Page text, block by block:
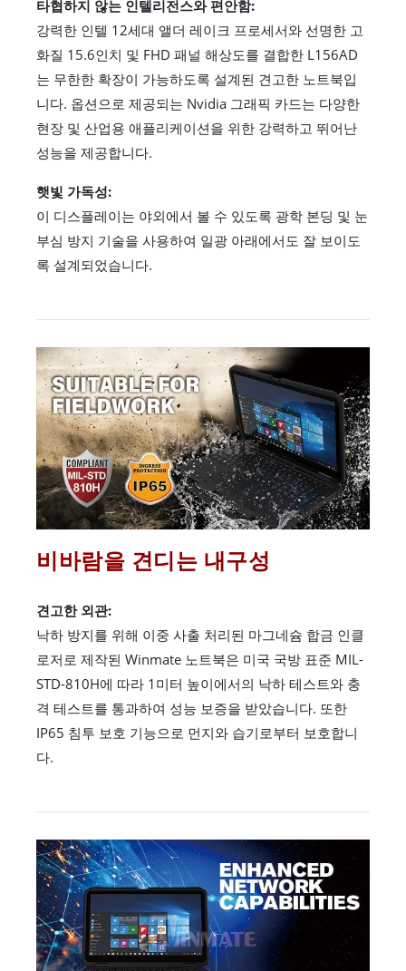
타협하지 않는 인텔리전스와 편안함:
강력한 인텔 12세대 앨더 레이크 프로세서와 선명한 고
화질 15.6인치 및 FHD 패널 해상도를 결합한 L156AD
는 무한한 확장이 가능하도록 설계된 견고한 노트북입
니다. 옵션으로 제공되는 Nvidia 그래픽 카드는 다양한
현장 및 산업용 애플리케이션을 위한 강력하고 뛰어난
성능을 제공합니다.
햇빛 가독성:
이 디스플레이는 야외에서 볼 수 있도록 광학 본딩 및 눈
부심 방지 기술을 사용하여 일광 아래에서도 잘 보이도
록 설계되었습니다.
비바람을 견디는 내구성
견고한 외관:
낙하 방지를 위해 이중 사출 처리된 마그네슘 합금 인클
로저로 제작된 Winmate 노트북은 미국 국방 표준 MIL-
STD-810H에 따라 1미터 높이에서의 낙하 테스트와 충
격 테스트를 통과하여 성능 보증을 받았습니다. 또한
IP65 침투 보호 기능으로 먼지와 습기로부터 보호합니
다.